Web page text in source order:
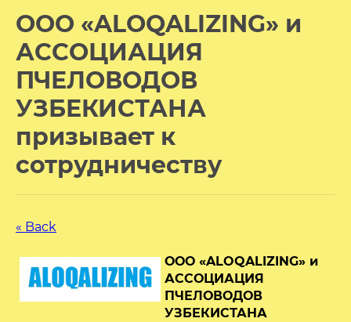
ООО «ALOQALIZING» и
АССОЦИАЦИЯ
ПЧЕЛОВОДОВ
УЗБЕКИСТАНА
призывает к
сотрудничеству
« Back
ООО «ALOQALIZING» и
АССОЦИАЦИЯ
ПЧЕЛОВОДОВ
УЗБЕКИСТАНА